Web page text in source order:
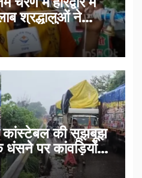
श्रद्धालुओं ने
कांस्टेबल की सूझबूझ
पर कांवड़ियों